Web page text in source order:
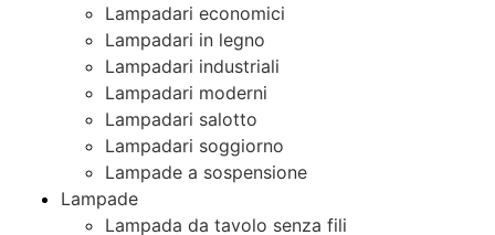
Lampadari economici
Lampadari in legno
Lampadari industriali
Lampadari moderni
Lampadari salotto
Lampadari soggiorno
Lampade a sospensione
Lampade
Lampada da tavolo senza fili